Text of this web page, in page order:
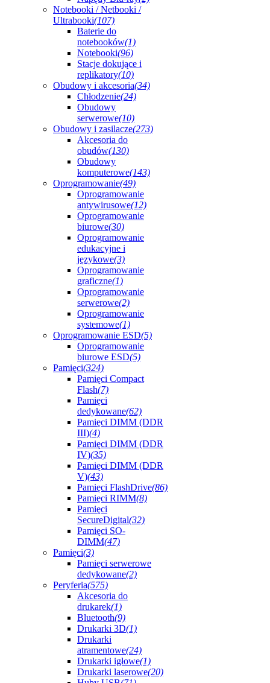
Notebooki / Netbooki /
Ultrabooki(107)
Baterie do
notebooków(1)
Notebooki(96)
Stacje dokujące i
replikatory(10)
Obudowy i akcesoria(34)
Chłodzenie(24)
Obudowy
serwerowe(10)
Obudowy i zasilacze(273)
Akcesoria do
obudów(130)
Obudowy
komputerowe(143)
Oprogramowanie(49)
Oprogramowanie
antywirusowe(12)
Oprogramowanie
biurowe(30)
Oprogramowanie
edukacyjne i
językowe(3)
Oprogramowanie
graficzne(1)
Oprogramowanie
serwerowe(2)
Oprogramowanie
systemowe(1)
Oprogramowanie ESD(5)
Oprogramowanie
biurowe ESD(5)
Pamięci(324)
Pamięci Compact
Flash(7)
Pamięci
dedykowane(62)
Pamięci DIMM (DDR
III)(4)
Pamięci DIMM (DDR
IV)(35)
Pamięci DIMM (DDR
V)(43)
Pamięci FlashDrive(86)
Pamięci RIMM(8)
Pamięci
SecureDigital(32)
Pamięci SO-
DIMM(47)
Pamięci(3)
Pamięci serwerowe
dedykowane(2)
Peryferia(575)
Akcesoria do
drukarek(1)
Bluetooth(9)
Drukarki 3D(1)
Drukarki
atramentowe(24)
Drukarki igłowe(1)
Drukarki laserowe(20)